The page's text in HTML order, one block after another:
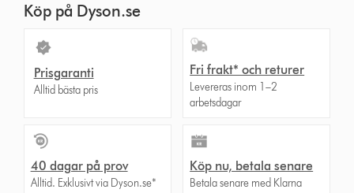
Köp på Dyson.se
Prisgaranti
Alltid bästa pris
Fri frakt* och returer
Levereras inom 1–2
arbetsdagar
40 dagar på prov
Alltid. Exklusivt via Dyson.se*
Köp nu, betala senare
Betala senare med Klarna